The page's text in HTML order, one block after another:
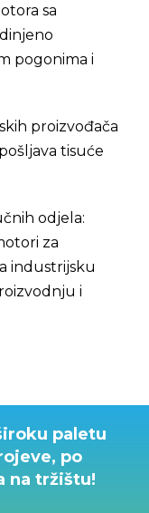
sa
pogonima i
proizvođača
tisuće
odjela:
za
industrijsku
i
paletu
po
na tržištu!